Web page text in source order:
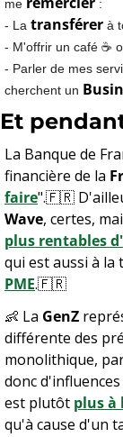
me
:
- La transférer à
- M'offrir un café ☕️
- Parler de mes
cherchent un
Et
La Banque de
financière de la
faire".🇫🇷
Wave, certes,
plus rentables
qui est aussi à la
PME.🇫🇷
👶 La GenZ
différente des
monolithique,
donc
est plutôt plus à
qu'à cause d'un